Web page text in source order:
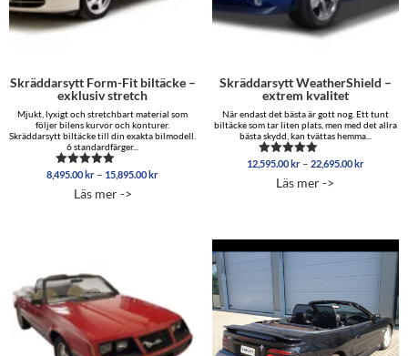
Skräddarsytt Form-Fit biltäcke –
exklusiv stretch
Mjukt, lyxigt och stretchbart material som
följer bilens kurvor och konturer.
Skräddarsytt biltäcke till din exakta bilmodell.
6 standardfärger...
Betygsatt
av 5
8,495.00 kr – 15,895.00 krPrisintervall:
Läs mer ->
Skräddarsytt WeatherShield –
extrem kvalitet
När endast det bästa är gott nog. Ett tunt
biltäcke som tar liten plats, men med det allra
bästa skydd, kan tvättas hemma...
Betygsatt
av 5
12,595.00 kr – 22,695.00 kr
Läs mer ->